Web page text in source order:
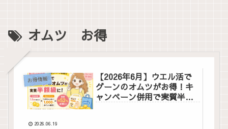
オムツ お得
お得情報
【2026年6月】ウエル活で
グーンのオムツがお得！キ
ャンペーン併用で実質半額
2026.06.19